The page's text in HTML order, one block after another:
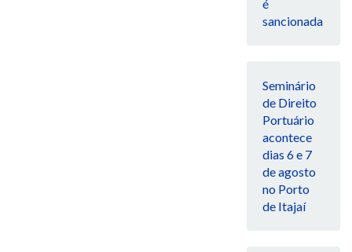
é
sancionada
Seminário
de Direito
Portuário
acontece
dias 6 e 7
de agosto
no Porto
de Itajaí